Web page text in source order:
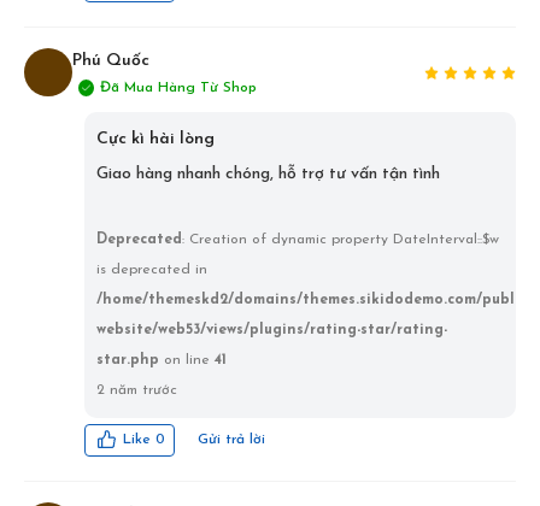
Phú Quốc
Đã Mua Hàng Từ Shop
Cực kì hài lòng
Giao hàng nhanh chóng, hỗ trợ tư vấn tận tình
Deprecated: Creation of dynamic property DateInterval::$w
is deprecated in
/home/themeskd2/domains/themes.sikidodemo.com/
website/web53/views/plugins/rating-star/rating-
star.php on line 41
2 năm trước
Like 0 Gửi trả lời